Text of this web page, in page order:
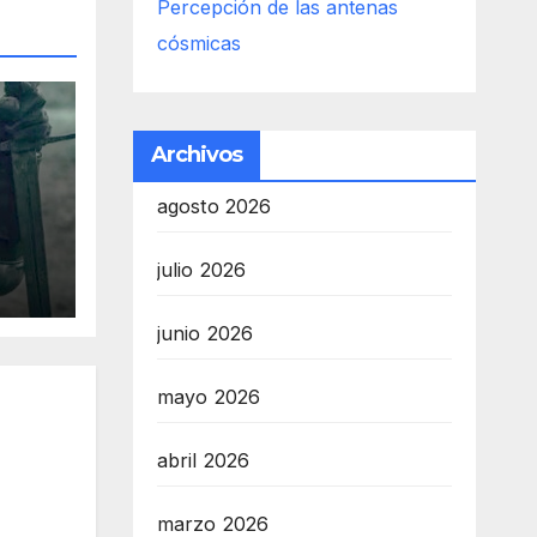
Percepción de las antenas
cósmicas
Archivos
agosto 2026
julio 2026
junio 2026
mayo 2026
abril 2026
marzo 2026